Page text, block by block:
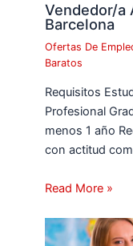
Vendedor/a
Barcelona
Ofertas De
Baratos
Requisitos
Profesional
menos 1 año
con actitud
Read More »